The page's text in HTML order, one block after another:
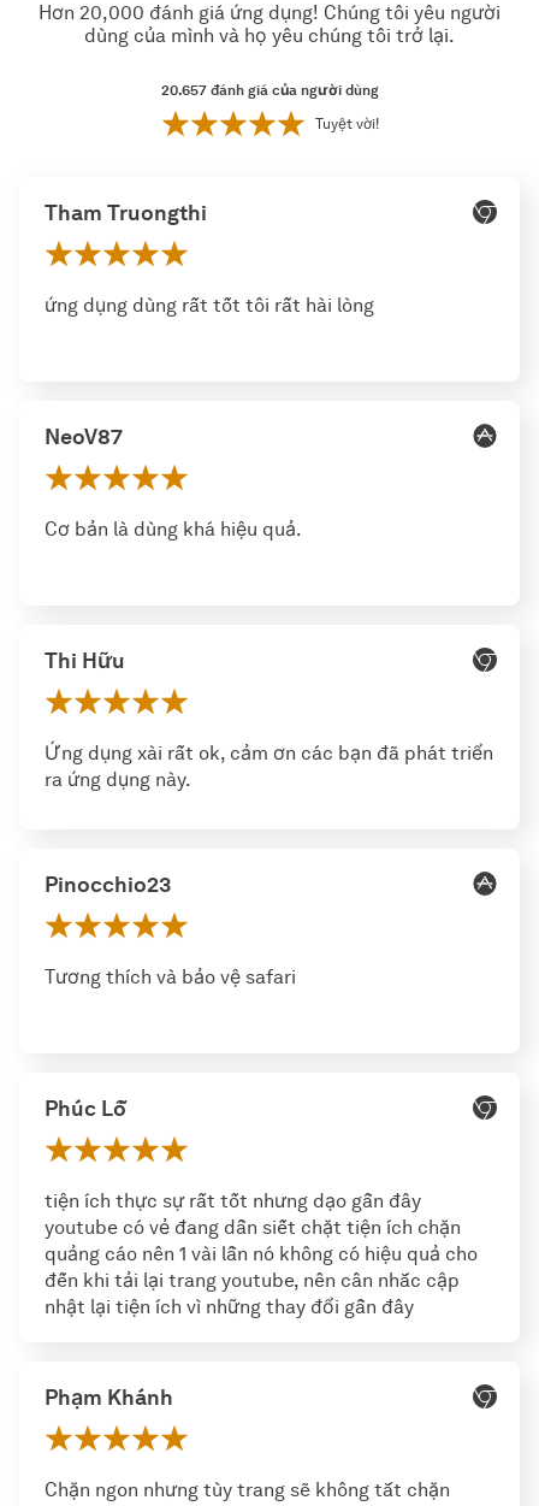
Hơn 20,000 đánh giá ứng dụng! Chúng tôi yêu người
dùng của mình và họ yêu chúng tôi trở lại.
20.657 đánh giá của người dùng
Tuyệt vời!
Tham Truongthi
ứng dụng dùng rất tốt tôi rất hài lòng
NeoV87
Cơ bản là dùng khá hiệu quả.
Thi Hữu
Ứng dụng xài rất ok, cảm ơn các bạn đã phát triển
ra ứng dụng này.
Pinocchio23
Tương thích và bảo vệ safari
Phúc Lỗ
tiện ích thực sự rất tốt nhưng dạo gần đây
youtube có vẻ đang dần siết chặt tiện ích chặn
quảng cáo nên 1 vài lần nó không có hiệu quả cho
đến khi tải lại trang youtube, nên cân nhắc cập
nhật lại tiện ích vì những thay đổi gần đây
Phạm Khánh
Chặn ngon nhưng tùy trang sẽ không tắt chặn